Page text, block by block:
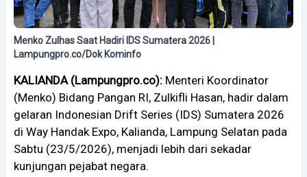
Menko Zulhas Saat Hadiri IDS Sumatera 2026 |
Lampungpro.co/Dok Kominfo
KALIANDA (Lampungpro.co): Menteri Koordinator
(Menko) Bidang Pangan RI, Zulkifli Hasan, hadir dalam
gelaran Indonesian Drift Series (IDS) Sumatera 2026
di Way Handak Expo, Kalianda, Lampung Selatan pada
Sabtu (23/5/2026), menjadi lebih dari sekadar
kunjungan pejabat negara.